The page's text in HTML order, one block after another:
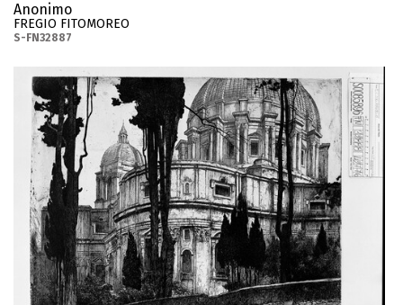
Anonimo
FREGIO FITOMOREO
S-FN32887